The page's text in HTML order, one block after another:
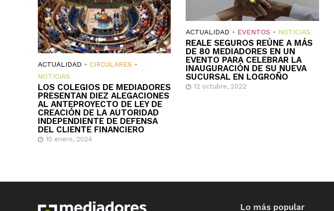
ACTUALIDAD • CIRCULARES •
NOTICIAS
LOS COLEGIOS DE MEDIADORES
PRESENTAN DIEZ ALEGACIONES
AL ANTEPROYECTO DE LEY DE
CREACIÓN DE LA AUTORIDAD
INDEPENDIENTE DE DEFENSA
DEL CLIENTE FINANCIERO
10 enero, 2024
ACTUALIDAD • EVENTOS • NOTICIAS
REALE SEGUROS REÚNE A MÁS
DE 80 MEDIADORES EN UN
EVENTO PARA CELEBRAR LA
INAUGURACIÓN DE SU NUEVA
SUCURSAL EN LOGROÑO
12 octubre, 2022
Lo más popular